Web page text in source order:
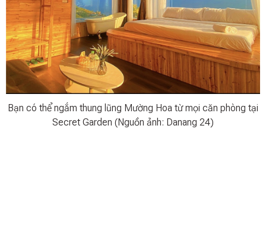
Bạn có thể ngắm thung lũng Mường Hoa từ mọi căn phòng tại
Secret Garden (Nguồn ảnh: Danang 24)